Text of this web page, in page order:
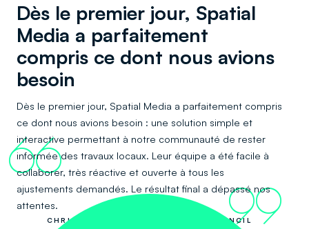
Dès le premier jour, Spatial
Media a parfaitement
compris ce dont nous avions
besoin
Dès le premier jour, Spatial Media a parfaitement compris
ce dont nous avions besoin : une solution simple et
interactive permettant à notre communauté de rester
informée des travaux locaux. Leur équipe a été facile à
collaborer, très réactive et ouverte à tous les
ajustements demandés. Le résultat final a dépassé nos
attentes.
66
99
CHRIS ASHTON, LISMORE CITY COUNCIL